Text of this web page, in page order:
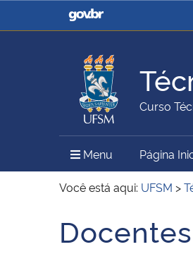
Casa Civil
Ministério da Agricultura,
Pecuária e Abastecimento
Ministério do Meio Ambiente
Secretaria de Governo
Curso
Menu MenuPágina
Você está aqui: UFSM >
Início do conteúdo
Docentes